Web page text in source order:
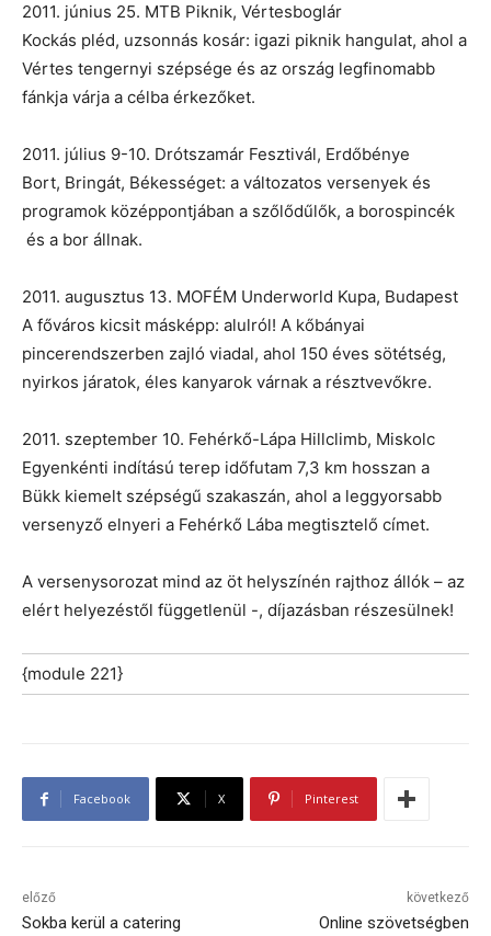
2011. június 25. MTB Piknik, Vértesboglár
Kockás pléd, uzsonnás kosár: igazi piknik hangulat, ahol a
Vértes tengernyi szépsége és az ország legfinomabb
fánkja várja a célba érkezőket.
2011. július 9-10. Drótszamár Fesztivál, Erdőbénye
Bort, Bringát, Békességet: a változatos versenyek és
programok középpontjában a szőlődűlők, a borospincék
és a bor állnak.
2011. augusztus 13. MOFÉM Underworld Kupa, Budapest
A főváros kicsit másképp: alulról! A kőbányai
pincerendszerben zajló viadal, ahol 150 éves sötétség,
nyirkos járatok, éles kanyarok várnak a résztvevőkre.
2011. szeptember 10. Fehérkő-Lápa Hillclimb, Miskolc
Egyenkénti indítású terep időfutam 7,3 km hosszan a
Bükk kiemelt szépségű szakaszán, ahol a leggyorsabb
versenyző elnyeri a Fehérkő Lába megtisztelő címet.
A versenysorozat mind az öt helyszínén rajthoz állók – az
elért helyezéstől függetlenül -, díjazásban részesülnek!
{module 221}
Facebook X Pinterest
előző
Sokba kerül a catering
következő
Online szövetségben